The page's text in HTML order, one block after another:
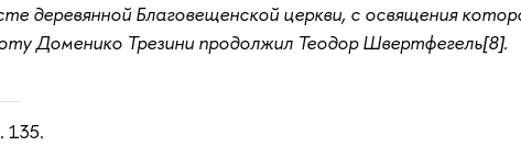
деревянной Благовещенской церкви, с освящения
Доменико Трезини продолжил Теодор Швертфегель[8].
135.